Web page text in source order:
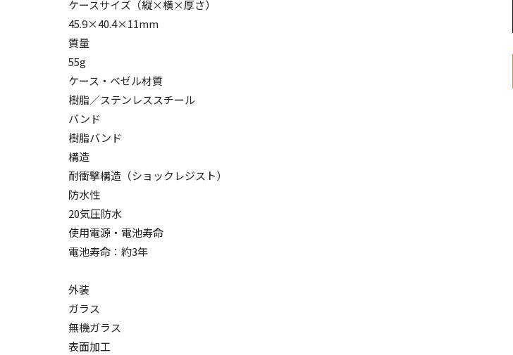
ケースサイズ（縦×横×厚さ）
45.9×40.4×11mm
質量
55g
ケース・ベゼル材質
樹脂／ステンレススチール
バンド
樹脂バンド
構造
耐衝撃構造（ショックレジスト）
防水性
20気圧防水
使用電源・電池寿命
電池寿命：約3年
外装
ガラス
無機ガラス
表面加工